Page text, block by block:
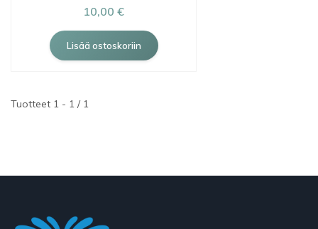
10,00 €
Tuotteet 1 - 1 / 1